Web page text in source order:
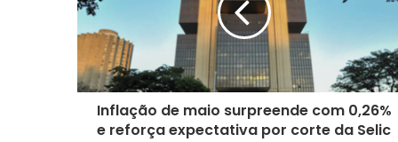
Inflação de maio surpreende com 0,26%
e reforça expectativa por corte da Selic